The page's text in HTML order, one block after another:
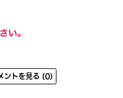
い。
ントを見る (0)